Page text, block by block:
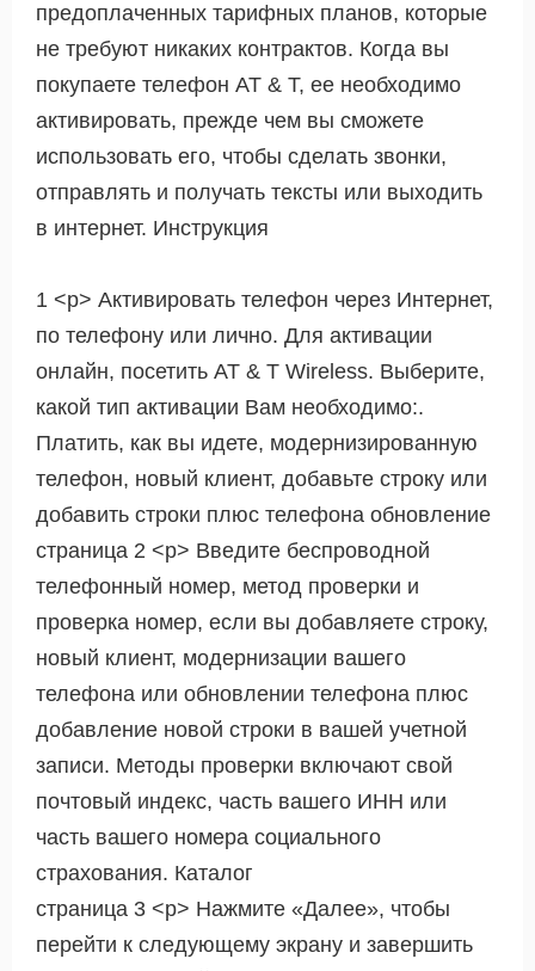
предоплаченных тарифных планов, которые
не требуют никаких контрактов. Когда вы
покупаете телефон AT & T, ее необходимо
активировать, прежде чем вы сможете
использовать его, чтобы сделать звонки,
отправлять и получать тексты или выходить
в интернет. Инструкция
1 <р> Активировать телефон через Интернет,
по телефону или лично. Для активации
онлайн, посетить AT & T Wireless. Выберите,
какой тип активации Вам необходимо:.
Платить, как вы идете, модернизированную
телефон, новый клиент, добавьте строку или
добавить строки плюс телефона обновление
страница 2 <р> Введите беспроводной
телефонный номер, метод проверки и
проверка номер, если вы добавляете строку,
новый клиент, модернизации вашего
телефона или обновлении телефона плюс
добавление новой строки в вашей учетной
записи. Методы проверки включают свой
почтовый индекс, часть вашего ИНН или
часть вашего номера социального
страхования. Каталог
страница 3 <р> Нажмите «Далее», чтобы
перейти к следующему экрану и завершить